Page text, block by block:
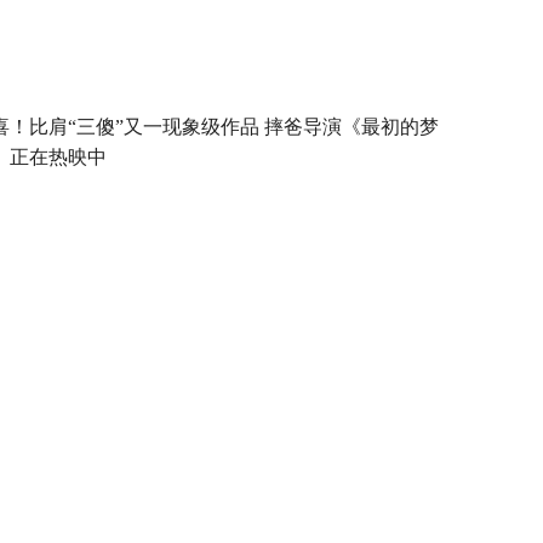
！比肩“三傻”又一现象级作品 摔爸导演《最初的梦
正在热映中